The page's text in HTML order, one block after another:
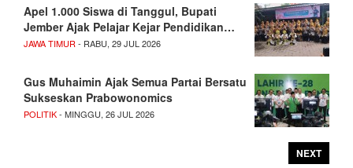
Apel 1.000 Siswa di Tanggul, Bupati
Jember Ajak Pelajar Kejar Pendidikan…
JAWA TIMUR - RABU, 29 JUL 2026
Gus Muhaimin Ajak Semua Partai Bersatu
Sukseskan Prabowonomics
POLITIK- MINGGU, 26 JUL 2026
NEXT